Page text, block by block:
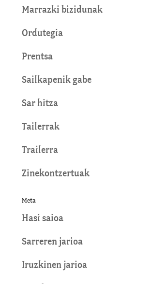
Marrazki bizidunak
Ordutegia
Prentsa
Sailkapenik gabe
Sar hitza
Tailerrak
Trailerra
Zinekontzertuak
Meta
Hasi saioa
Sarreren jarioa
Iruzkinen jarioa